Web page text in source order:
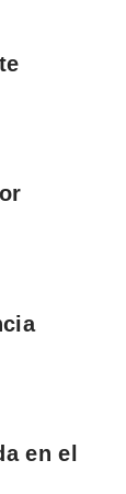
en el